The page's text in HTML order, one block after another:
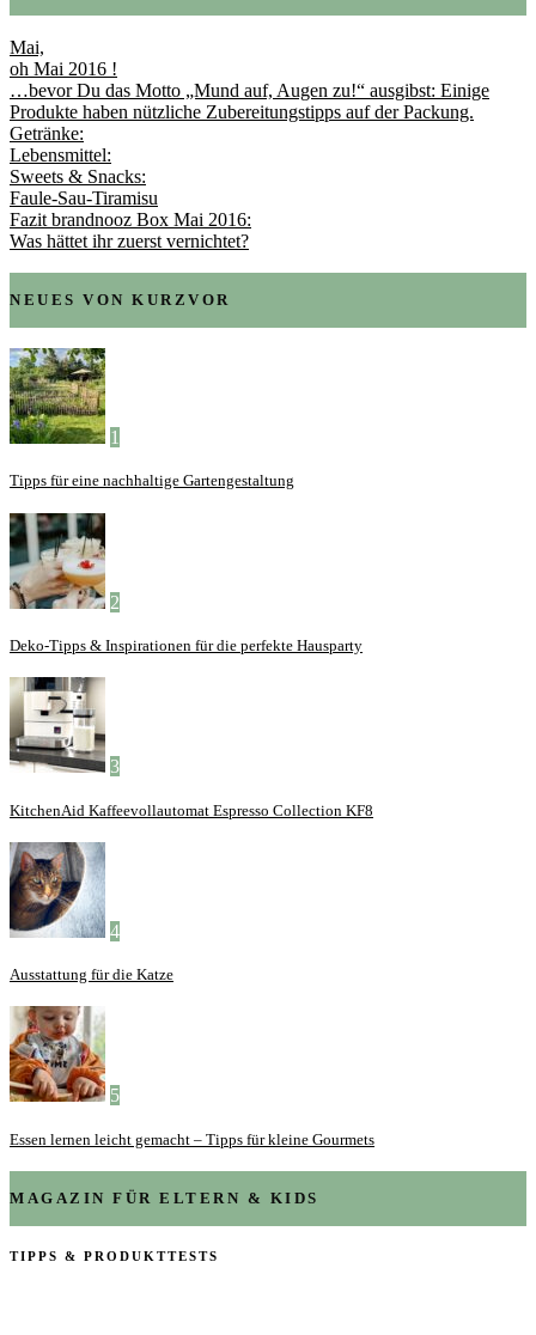
Mai,
oh Mai 2016 !
…bevor Du das Motto „Mund auf, Augen zu!“ ausgibst: Einige
Produkte haben nützliche Zubereitungstipps auf der Packung.
Getränke:
Lebensmittel:
Sweets & Snacks:
Faule-Sau-Tiramisu
Fazit brandnooz Box Mai 2016:
Was hättet ihr zuerst vernichtet?
NEUES VON KURZVOR
1
Tipps für eine nachhaltige Gartengestaltung
2
Deko-Tipps & Inspirationen für die perfekte Hausparty
3
KitchenAid Kaffeevollautomat Espresso Collection KF8
4
Ausstattung für die Katze
5
Essen lernen leicht gemacht – Tipps für kleine Gourmets
MAGAZIN FÜR ELTERN & KIDS
TIPPS & PRODUKTTESTS